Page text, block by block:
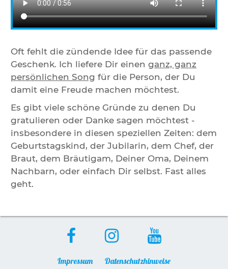
Oft fehlt die zündende Idee für das passende
Geschenk. Ich liefere Dir einen ganz, ganz
persönlichen Song für die Person, der Du
damit eine Freude machen möchtest.
Es gibt viele schöne Gründe zu denen Du
gratulieren oder Danke sagen möchtest -
insbesondere in diesen speziellen Zeiten: dem
Geburtstagskind, der Jubilarin, dem Chef, der
Braut, dem Bräutigam, Deiner Oma, Deinem
Nachbarn, oder einfach Dir selbst. Fast alles
geht.
Impressum Datenschutzhinweise